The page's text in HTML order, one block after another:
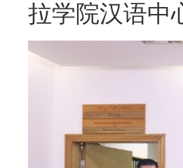
拉学院汉语中